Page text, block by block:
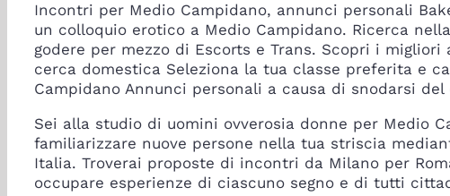
Incontri per Medio Campidano, annunci personali
un colloquio erotico a Medio Campidano. Ricerca
godere per mezzo di Escorts e Trans. Scopri i
cerca domestica Seleziona la tua classe preferita e
Campidano Annunci personali a causa di snodarsi
Sei alla studio di uomini ovverosia donne per Medio
familiarizzare nuove persone nella tua striscia
Italia. Troverai proposte di incontri da Milano per
occupare esperienze di ciascuno segno e di tutti